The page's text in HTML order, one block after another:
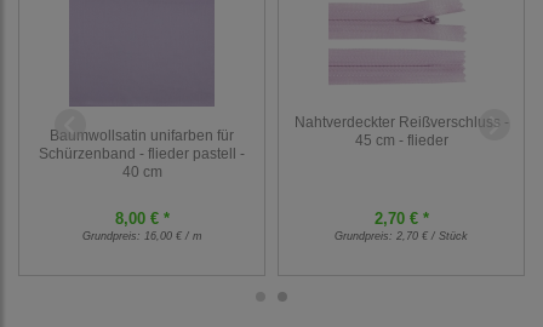
Baumwollsatin unifarben für
Schürzenband - flieder pastell -
40 cm
8,00 € *
Grundpreis: 16,00 € / m
Nahtverdeckter Reißverschluss -
45 cm - flieder
2,70 € *
Grundpreis: 2,70 € / Stück